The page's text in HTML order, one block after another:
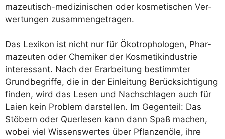
ma­zeu­tisch-medi­zi­ni­schen oder kos­me­ti­schen Ver­
wer­tun­gen zusammengetragen.
Das Lexi­kon ist nicht nur für Öko­tropho­lo­gen, Phar­
ma­zeu­ten oder Che­mi­ker der Kos­me­tik­in­dus­trie
inter­es­sant. Nach der Erar­bei­tung bestimm­ter
Grund­be­grif­fe, die in der Ein­lei­tung Berück­sich­ti­gung
fin­den, wird das Lesen und Nach­schla­gen auch für
Lai­en kein Pro­blem dar­stel­len. Im Gegen­teil: Das
Stö­bern oder Quer­le­sen kann dann Spaß machen,
wobei viel Wis­sens­wer­tes über Pflan­zen­öle, ihre